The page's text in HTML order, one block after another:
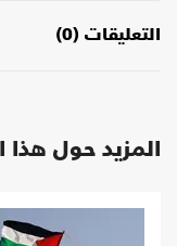
التعليقات (0)
المزيد حول